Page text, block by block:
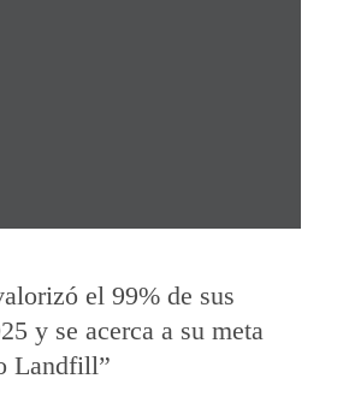
el 99% de sus
y se acerca a su meta
Landfill”